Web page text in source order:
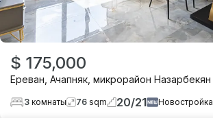
$ 175,000
Ереван Ачапняк микрорайон Назарбекян
3 комнаты 76 sqm 20/21 Новостройка